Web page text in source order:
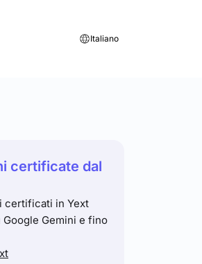
Italiano
certificate dal
certificati in Yext
Gemini e fino